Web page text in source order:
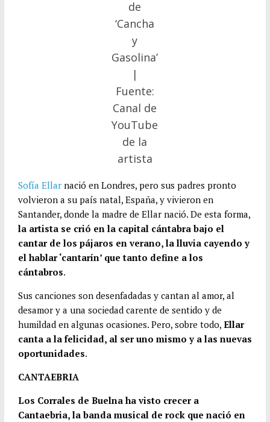
de
‘Cancha
y
Gasolina’
|
Fuente:
Canal de
YouTube
de la
artista
Sofía Ellar nació en Londres, pero sus padres pronto
volvieron a su país natal, España, y vivieron en
Santander, donde la madre de Ellar nació. De esta forma,
la artista se crió en la capital cántabra bajo el
cantar de los pájaros en verano, la lluvia cayendo y
el hablar ‘cantarín’ que tanto define a los
cántabros.
Sus canciones son desenfadadas y cantan al amor, al
desamor y a una sociedad carente de sentido y de
humildad en algunas ocasiones. Pero, sobre todo, Ellar
canta a la felicidad, al ser uno mismo y a las nuevas
oportunidades.
CANTAEBRIA
Los Corrales de Buelna ha visto crecer a
Cantaebria, la banda musical de rock que nació en